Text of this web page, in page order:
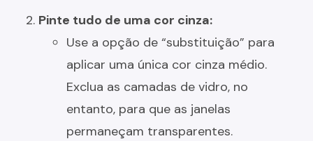
Pinte tudo de uma cor cinza:
Use a opção de “substituição” para
aplicar uma única cor cinza médio.
Exclua as camadas de vidro, no
entanto, para que as janelas
permaneçam transparentes.